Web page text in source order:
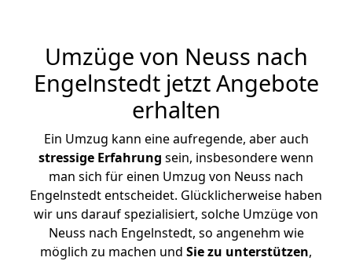
Umzüge von Neuss nach
Engelnstedt jetzt Angebote
erhalten
Ein Umzug kann eine aufregende, aber auch
stressige Erfahrung sein, insbesondere wenn
man sich für einen Umzug von Neuss nach
Engelnstedt entscheidet. Glücklicherweise haben
wir uns darauf spezialisiert, solche Umzüge von
Neuss nach Engelnstedt, so angenehm wie
möglich zu machen und Sie zu unterstützen,